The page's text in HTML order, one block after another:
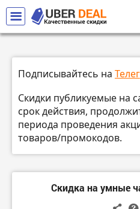
Подписывайтесь на
Скидки публикуемые на
срок действия,
периода проведения
товаров/промокодов.
Скидка на умные